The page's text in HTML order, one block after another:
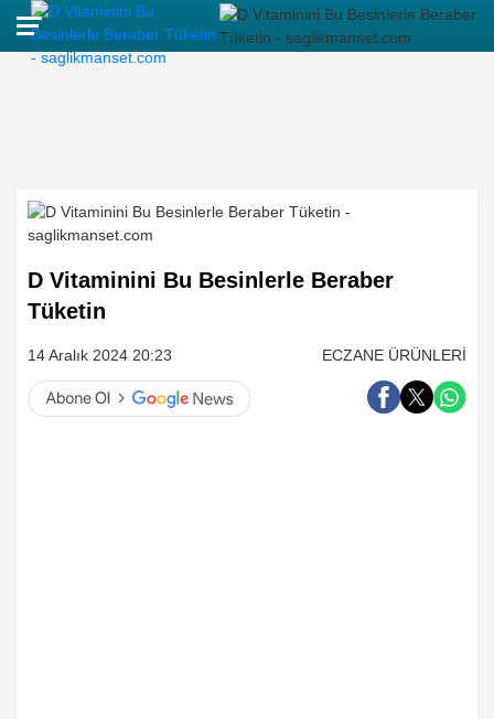
D Vitaminini Bu Besinlerle Beraber
Tüketin
14 Aralık 2024 20:23 ECZANE ÜRÜNLERİ